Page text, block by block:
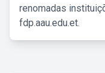
renomadas
fdp.aau.edu.et.